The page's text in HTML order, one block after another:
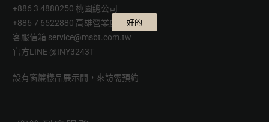
+886 3 4880250 桃園總公司
+886 7 6522880 高雄營業處
客服信箱 service@msbt.com.tw
官方LINE @INY3243T
設有窗簾樣品展示間，來訪需預約
好的